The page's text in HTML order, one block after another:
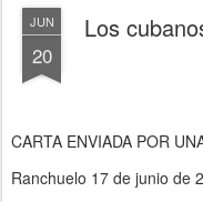
JUN
20
Los
CARTA ENVIADA POR
Ranchuelo 17 de junio de